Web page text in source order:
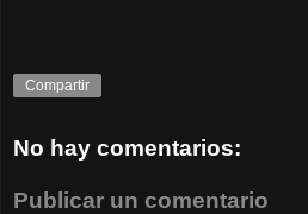
Compartir
No hay comentarios:
Publicar un comentario